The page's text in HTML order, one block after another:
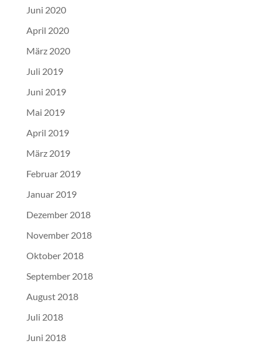
Juni 2020
April 2020
März 2020
Juli 2019
Juni 2019
Mai 2019
April 2019
März 2019
Februar 2019
Januar 2019
Dezember 2018
November 2018
Oktober 2018
September 2018
August 2018
Juli 2018
Juni 2018